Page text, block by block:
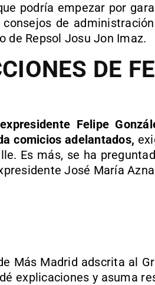
podría empezar por
de
de Repsol Josu Jon Imaz.
DE
Felipe
comicios adelantados,
Es más, se ha
José María
Más Madrid adscrita al
explicaciones y asuma